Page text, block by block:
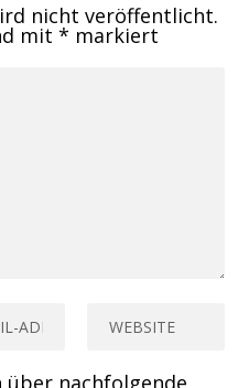
nicht veröffentlicht.
mit* markiert
nachfolgende